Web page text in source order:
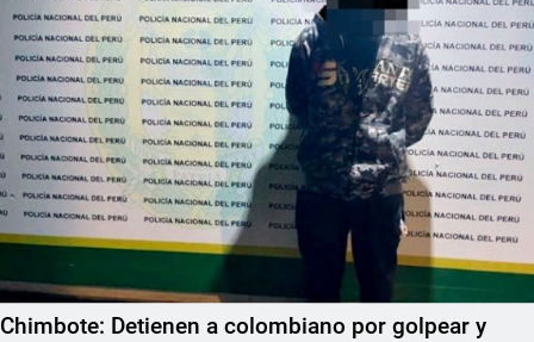
Chimbote: Detienen a colombiano por golpear y